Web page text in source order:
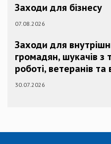
Заходи для бізнесу
07.08.2026
Заходи для
громадян, шукачів
роботі, ветеранів
30.07.2026